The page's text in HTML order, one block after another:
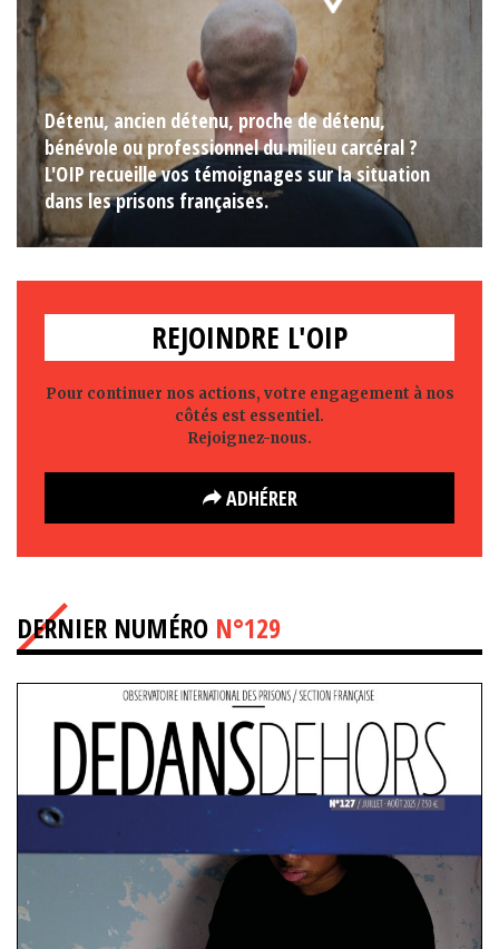
Détenu, ancien détenu, proche de détenu,
bénévole ou professionnel du milieu carcéral ?
L'OIP recueille vos témoignages sur la situation
dans les prisons françaises.
REJOINDRE L'OIP
Pour continuer nos actions, votre engagement à nos
côtés est essentiel.
Rejoignez-nous.
ADHÉRER
DERNIER NUMÉRO N°129